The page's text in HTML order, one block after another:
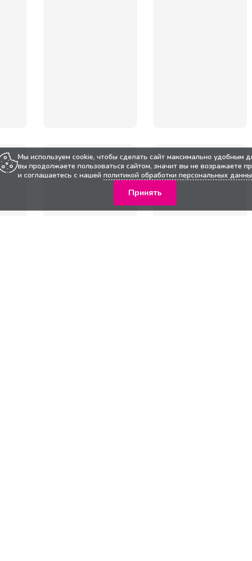
Мы используем cookie, чтобы сделать сайт максимально удобным
вы продолжаете пользоваться сайтом, значит вы не возражаете
и соглашаетесь с нашей политикой обработки персональных
Принять